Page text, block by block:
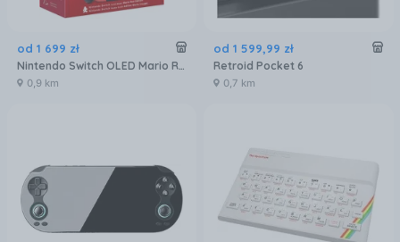
od 1 699 zł
Nintendo Switch OLED Mario Red Edition
0,9 km
od 1 599,99 zł
Retroid Pocket 6
0,7 km